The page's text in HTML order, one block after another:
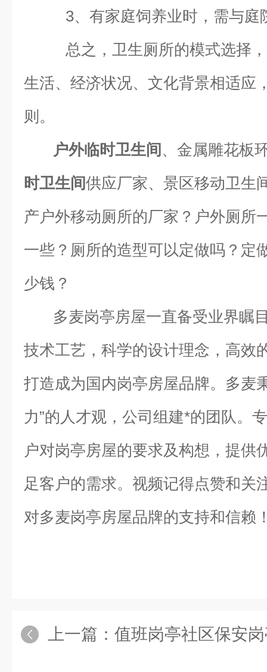
3、有家庭饲养业时，需与庭
总之，卫生厕所的模式选择
生活、经济状况、文化背景相适应
则。
户外临时卫生间 、金属雕花板
时卫生间供应厂家、景区移动卫生
产户外移动厕所的厂家？户外厕所
一些？厕所的造型可以定做吗？定
少钱？
多麦岗亭房屋一直备受业界瞩
技术工艺，科学的设计理念，高效
打造成为国内岗亭房屋品牌。多麦
力”的人才观，公司组建*的团队。
户对岗亭房屋的要求及构想，提供
足客户的需求。视频记得点赞和关
对多麦岗亭房屋品牌的支持和信赖
上一篇： 值班岗亭社区保安